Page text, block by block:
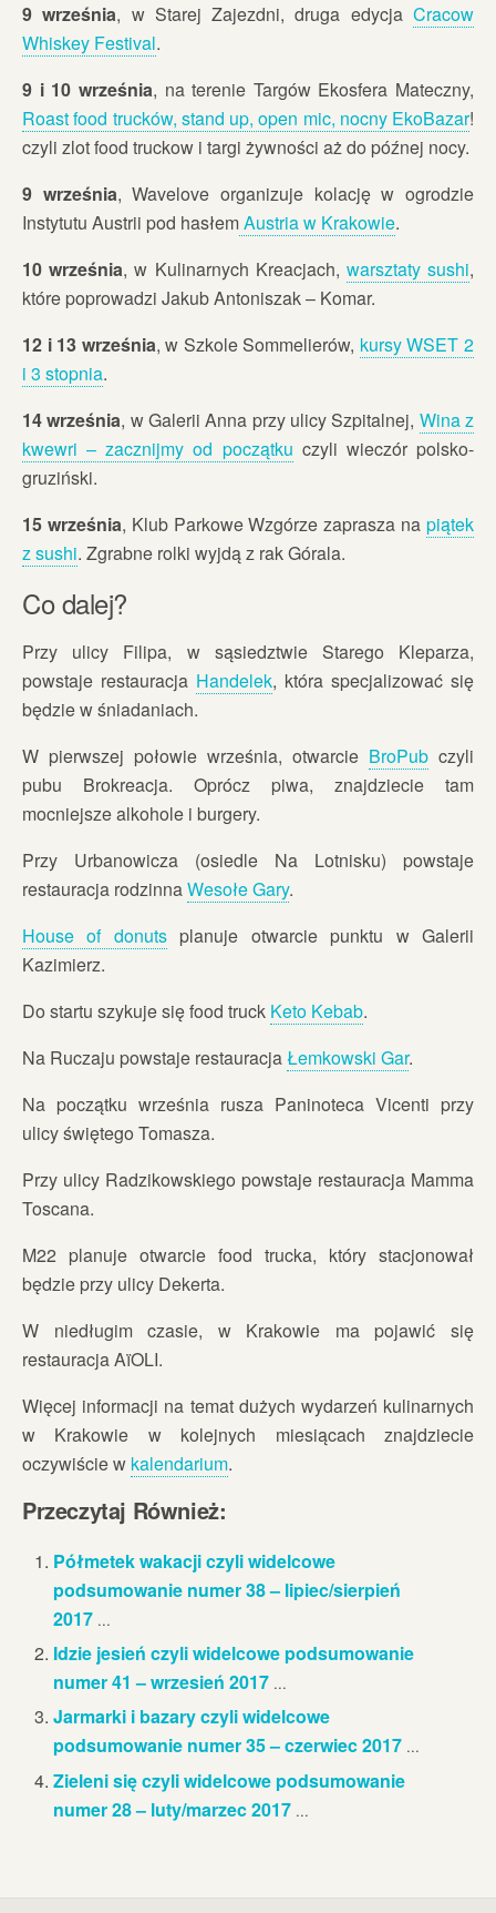
9 września, w Starej Zajezdni, druga edycjaCracow
Whiskey Festival.
9 i 10 września, na terenie Targów Ekosfera Mateczny,
Roast food trucków, stand up, open mic, nocny EkoBazar!
czyli zlot food truckow i targi żywności aż do późnej nocy.
9 września, Wavelove organizuje kolację w ogrodzie
Instytutu Austrii pod hasłemAustria w Krakowie.
10 września, w Kulinarnych Kreacjach, warsztaty sushi,
które poprowadzi Jakub Antoniszak – Komar.
12 i 13 września, w Szkole Sommelierów, kursy WSET 2
i 3 stopnia.
14 września, w Galerii Anna przy ulicy Szpitalnej, Wina z
kwewri – zacznijmy od początku czyli wieczór polsko-
gruziński.
15 września, Klub Parkowe Wzgórze zaprasza napiątek
z sushi. Zgrabne rolki wyjdą z rak Górala.
Co dalej?
Przy ulicy Filipa, w sąsiedztwie Starego Kleparza,
powstaje restauracja Handelek, która specjalizować się
będzie w śniadaniach.
W pierwszej połowie września, otwarcie BroPub czyli
pubu Brokreacja. Oprócz piwa, znajdziecie tam
mocniejsze alkohole i burgery.
Przy Urbanowicza (osiedle Na Lotnisku) powstaje
restauracja rodzinnaWesołe Gary.
House of donutsplanuje otwarcie punktu w Galerii
Kazimierz.
Do startu szykuje się food truck Keto Kebab.
Na Ruczaju powstaje restauracja Łemkowski Gar.
Na początku września rusza Paninoteca Vicenti przy
ulicy świętego Tomasza.
Przy ulicy Radzikowskiego powstaje restauracja Mamma
Toscana.
M22 planuje otwarcie food trucka, który stacjonował
będzie przy ulicy Dekerta.
W niedługim czasie, w Krakowie ma pojawić się
restauracja AïOLI.
Więcej informacji na temat dużych wydarzeń kulinarnych
w Krakowie w kolejnych miesiącach znajdziecie
oczywiście w kalendarium.
Przeczytaj Również:
Półmetek wakacji czyli widelcowe
podsumowanie numer 38 – lipiec/sierpień
2017 ...
Idzie jesień czyli widelcowe podsumowanie
numer 41 – wrzesień 2017 ...
Jarmarki i bazary czyli widelcowe
podsumowanie numer 35 – czerwiec 2017 ...
Zieleni się czyli widelcowe podsumowanie
numer 28 – luty/marzec 2017 ...